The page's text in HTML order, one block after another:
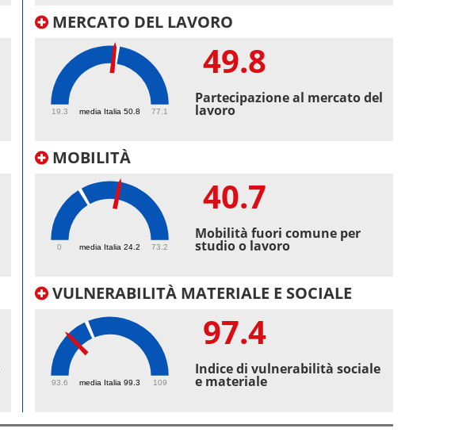
MERCATO DEL LAVORO
media Italia 50.8
19.3 77.1
49.8
Partecipazione al mercato del
lavoro
MOBILITÀ
media Italia 24.2
0 73.2
40.7
Mobilità fuori comune per
studio o lavoro
VULNERABILITÀ MATERIALE E SOCIALE
media Italia 99.3
93.6 109
97.4
Indice di vulnerabilità sociale
e materiale